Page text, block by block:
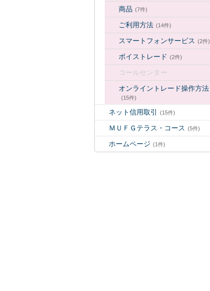
商品 (7件)
ご利用方法 (14件)
スマートフォンサービス (2件)
ボイストレード (2件)
コールセンター
オンライントレード操作方法
(15件)
ネット信用取引 (15件)
ＭＵＦＧテラス・コース (5件)
ホームページ (1件)